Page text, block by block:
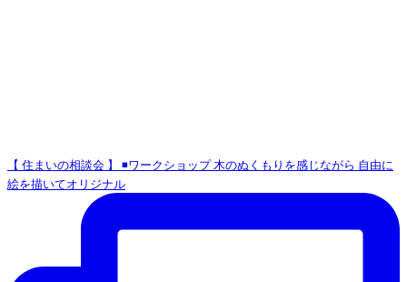
【 住まいの相談会 】 ◾️ワークショップ 木のぬくもりを感じながら 自由に
絵を描いてオリジナル